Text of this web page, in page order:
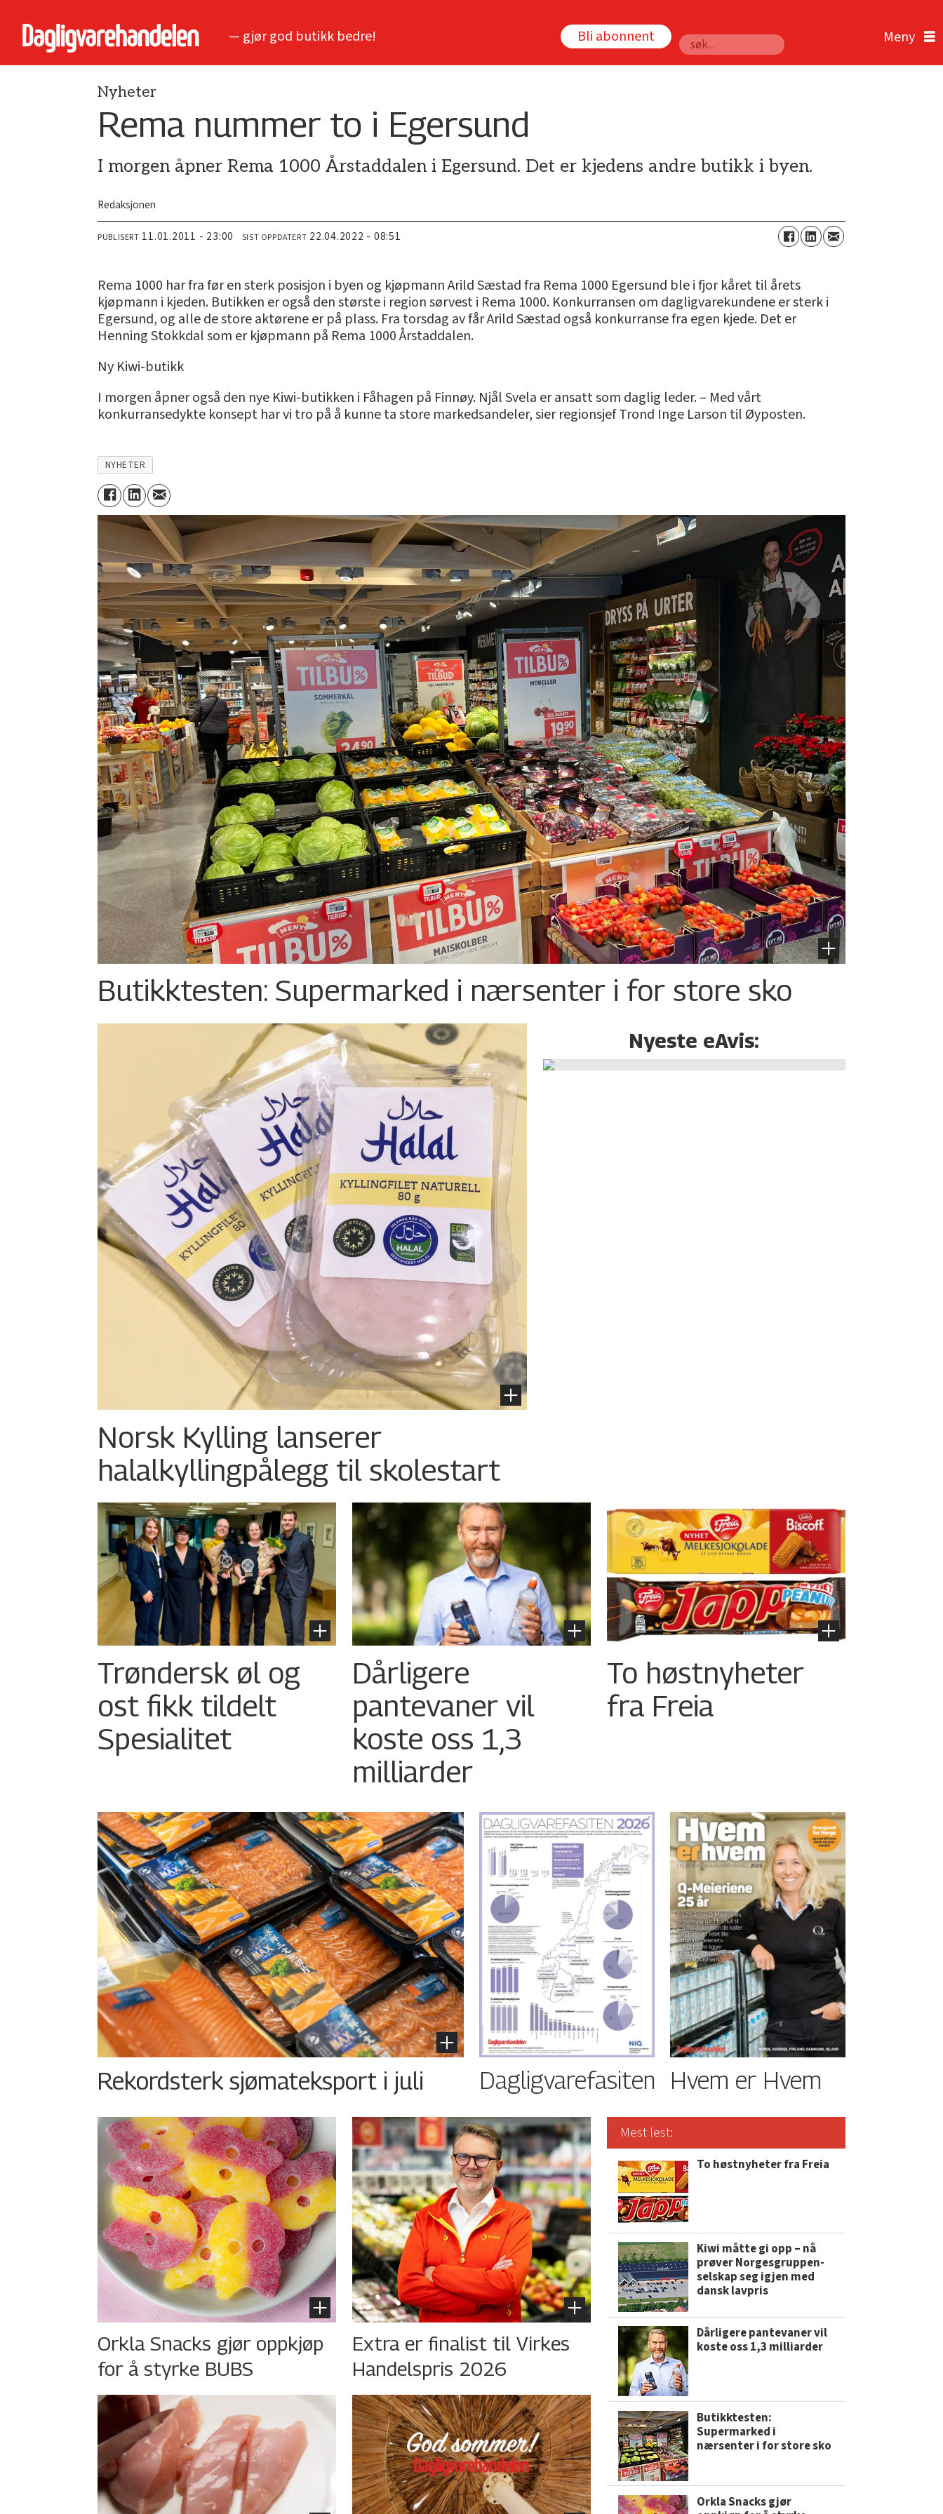
— gjør god butikk bedre! Bli abonnent
Søk
Nyheter
Rema nummer to i Egersund
I morgen åpner Rema 1000 Årstaddalen i Egersund. Det er kjedens andre butikk i byen.
Redaksjonen
PUBLISERT 11.01.2011 - 23:00 SIST OPPDATERT 22.04.2022 - 08:51
Rema 1000 har fra før en sterk posisjon i byen og kjøpmann Arild Sæstad fra Rema 1000 Egersund ble i fjor kåret til årets
kjøpmann i kjeden. Butikken er også den største i region sørvest i Rema 1000. Konkurransen om dagligvarekundene er sterk i
Egersund, og alle de store aktørene er på plass. Fra torsdag av får Arild Sæstad også konkurranse fra egen kjede. Det er
Henning Stokkdal som er kjøpmann på Rema 1000 Årstaddalen.
Ny Kiwi-butikk
I morgen åpner også den nye Kiwi-butikken i Fåhagen på Finnøy. Njål Svela er ansatt som daglig leder. – Med vårt
konkurransedykte konsept har vi tro på å kunne ta store markedsandeler, sier regionsjef Trond Inge Larson til Øyposten.
NYHETER
Butikktesten: Supermarked i nærsenter i for store sko
Norsk Kylling lanserer
halalkylling­pålegg til skolestart
Nyeste eAvis:
Trøndersk øl og
ost fikk tildelt
Spesialitet
Dårligere
pantevaner vil
koste oss 1,3
milliarder
To høstnyheter
fra Freia
Rekordsterk sjømateksport i juli Dagligvarefasiten Hvem er Hvem
Orkla Snacks gjør oppkjøp
for å styrke BUBS
Extra er finalist til Virkes
Handelspris 2026
Mest lest:
To høstnyheter fra Freia
Kiwi måtte gi opp – nå
prøver Norgesgruppen-
selskap seg igjen med
dansk lavpris
Dårligere pantevaner vil
koste oss 1,3 milliarder
Butikktesten:
Supermarked i
nærsenter i for store sko
Orkla Snacks gjør